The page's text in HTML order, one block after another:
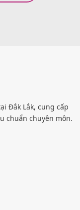
Đắk Lắk, cung cấp
chuẩn chuyên môn.